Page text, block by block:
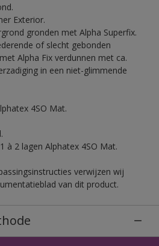
Exterior.
gronden met Alpha Superfix.
of slecht gebonden
Alpha Fix verdunnen met ca.
in een niet-glimmende
4SO Mat.
à 2 lagen Alphatex 4SO Mat.
verwijzen wij
van dit product.